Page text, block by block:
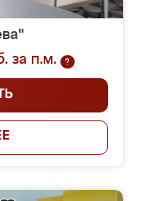
за п.м.
?